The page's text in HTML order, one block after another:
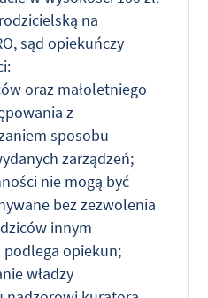
na
sąd opiekuńczy
oraz małoletniego
z
sposobu
zarządzeń;
nie mogą być
bez zezwolenia
innym
opiekun;
władzy